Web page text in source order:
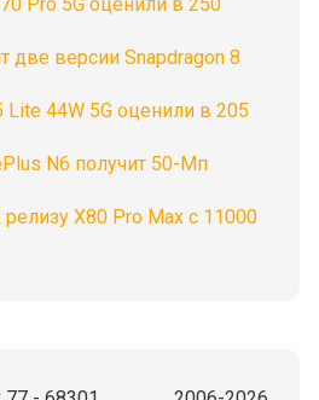
Pro 5G оценили в 250
две версии Snapdragon 8
44W 5G оценили в 205
N6 получит 50-Мп
релизу X80 Pro Max с 11000